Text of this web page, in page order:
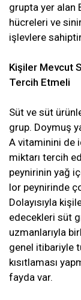
grupta yer alan
hücreleri ve
işlevlere
Kişiler Mevcut
Tercih Etmeli
Süt ve süt
grup. Doymuş
A vitaminini de
miktarı tercih
peynirinin yağ
lor peynirinde
Dolayısıyla
edecekleri süt
uzmanlarıyla
genel itibariyle
kısıtlaması
fayda var.